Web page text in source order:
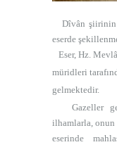
Dîvân şiirinin
eserde
Eser, Hz.
müridleri
gelmektedir.
Gazeller
ilhamlarla, onun
eserinde